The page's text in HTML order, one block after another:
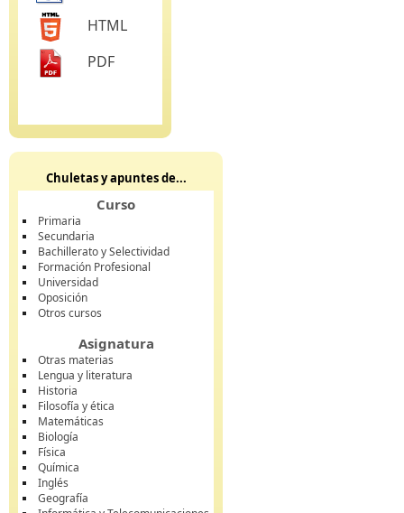
HTML
PDF
Chuletas y apuntes de...
Curso
Primaria
Secundaria
Bachillerato y Selectividad
Formación Profesional
Universidad
Oposición
Otros cursos
Asignatura
Otras materias
Lengua y literatura
Historia
Filosofía y ética
Matemáticas
Biología
Física
Química
Inglés
Geografía